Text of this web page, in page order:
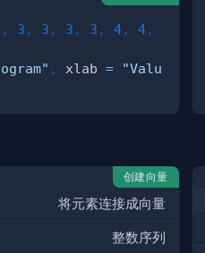
, 3 , 3 , 3 , 3 , 4, 4,
, xlab =
"Valu
创建向量
将元素连接成向量
整数序列